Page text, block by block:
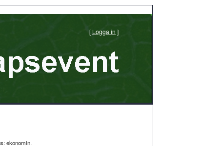
[ Logga in ]
ekonomin.